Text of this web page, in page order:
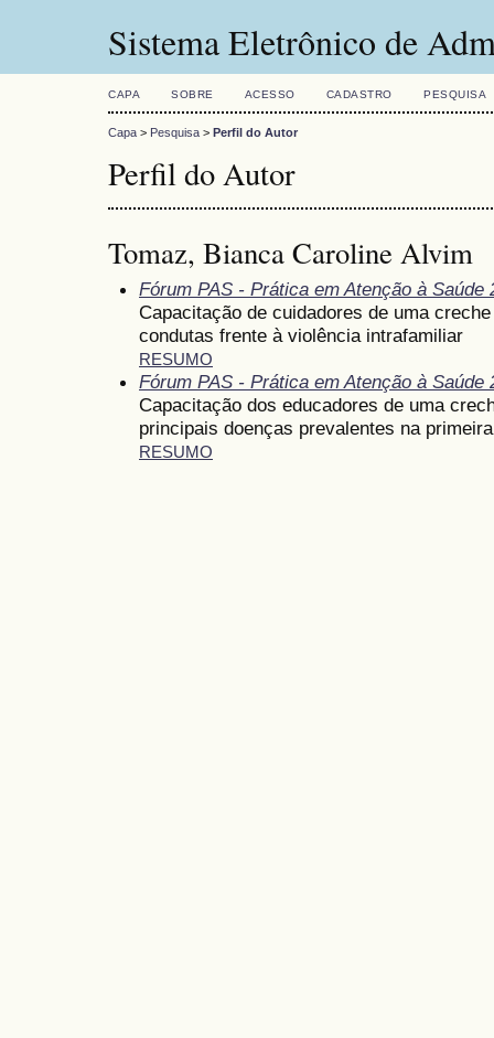
Sistema Eletrônico de
CAPA SOBRE ACESSO CADASTRO PESQUISA
Capa > Pesquisa > Perfil do Autor
Perfil do Autor
Tomaz, Bianca Caroline Alvim
Fórum PAS - Prática em Atenção à Saúde
Capacitação de cuidadores de uma
condutas frente à violência intrafamiliar
RESUMO
Fórum PAS - Prática em Atenção à Saúde
Capacitação dos educadores de uma
principais doenças prevalentes na
RESUMO